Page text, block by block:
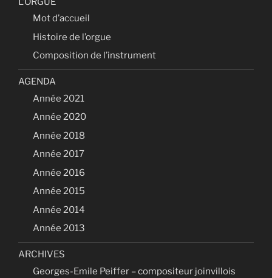
Mot d’accueil
Histoire de l’orgue
Composition de l’instrument
AGENDA
Année 2021
Année 2020
Année 2018
Année 2017
Année 2016
Année 2015
Année 2014
Année 2013
ARCHIVES
Georges-Emile Peiffer – compositeur joinvillois